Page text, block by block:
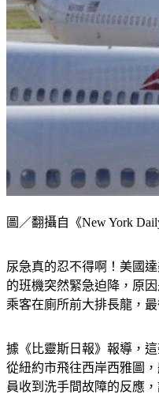
的班機突然緊急迫降，原
乘客在廁所前大排長龍，
從紐約市飛往西岸西雅圖
員收到洗手間故障的反應
所前大排長龍，造成整架